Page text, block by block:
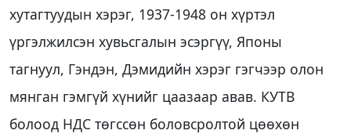
хутагтуудын хэрэг, 1937-1948 он хүртэл
үргэлжилсэн хувьсгалын эсэргүү, Японы
тагнуул, Гэндэн, Дэмидийн хэрэг гэгчээр олон
мянган гэмгүй хүнийг цаазаар авав. КУТВ
болоод НДС төгссөн боловсролтой цөөхөн